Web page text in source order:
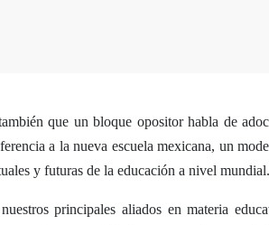
que un bloque opositor habla de
a la nueva escuela mexicana, un
y futuras de la educación a nivel mundial.
principales aliados en materia